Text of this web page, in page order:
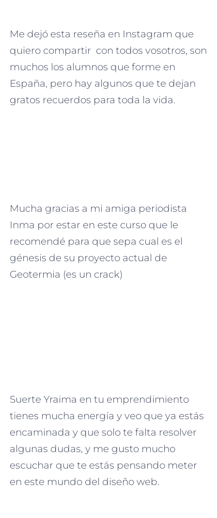
Me dejó esta reseña en Instagram que
quiero compartir con todos vosotros, son
muchos los alumnos que forme en
España, pero hay algunos que te dejan
gratos recuerdos para toda la vida.
Mucha gracias a mi amiga periodista
Inma por estar en este curso que le
recomendé para que sepa cual es el
génesis de su proyecto actual de
Geotermia (es un crack)
Suerte Yraima en tu emprendimiento
tienes mucha energía y veo que ya estás
encaminada y que solo te falta resolver
algunas dudas, y me gusto mucho
escuchar que te estás pensando meter
en este mundo del diseño web.